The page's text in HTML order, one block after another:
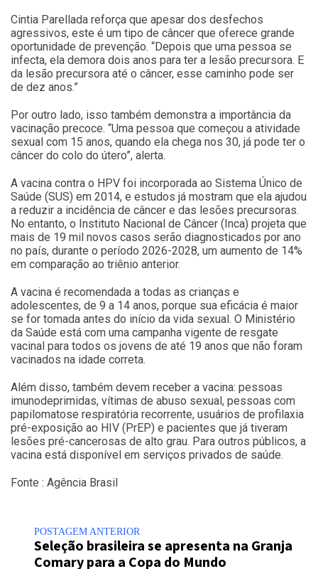
Cintia Parellada reforça que apesar dos desfechos
agressivos, este é um tipo de câncer que oferece grande
oportunidade de prevenção. “Depois que uma pessoa se
infecta, ela demora dois anos para ter a lesão precursora. E
da lesão precursora até o câncer, esse caminho pode ser
de dez anos.”
Por outro lado, isso também demonstra a importância da
vacinação precoce. “Uma pessoa que começou a atividade
sexual com 15 anos, quando ela chega nos 30, já pode ter o
câncer do colo do útero”, alerta.
A vacina contra o HPV foi incorporada ao Sistema Único de
Saúde (SUS) em 2014, e estudos já mostram que ela ajudou
a reduzir a incidência de câncer e das lesões precursoras.
No entanto, o Instituto Nacional de Câncer (Inca) projeta que
mais de 19 mil novos casos serão diagnosticados por ano
no país, durante o período 2026-2028, um aumento de 14%
em comparação ao triênio anterior.
A vacina é recomendada a todas as crianças e
adolescentes, de 9 a 14 anos, porque sua eficácia é maior
se for tomada antes do início da vida sexual. O Ministério
da Saúde está com uma campanha vigente de resgate
vacinal para todos os jovens de até 19 anos que não foram
vacinados na idade correta.
Além disso, também devem receber a vacina: pessoas
imunodeprimidas, vítimas de abuso sexual, pessoas com
papilomatose respiratória recorrente, usuários de profilaxia
pré-exposição ao HIV (PrEP) e pacientes que já tiveram
lesões pré-cancerosas de alto grau. Para outros públicos, a
vacina está disponível em serviços privados de saúde.
Fonte : Agência Brasil
POSTAGEM ANTERIOR
Seleção brasileira se apresenta na Granja
Comary para a Copa do Mundo